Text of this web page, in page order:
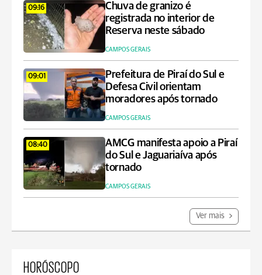
09:16
Chuva de granizo é
registrada no interior de
Reserva neste sábado
CAMPOS GERAIS
09:01
Prefeitura de Piraí do Sul e
Defesa Civil orientam
moradores após tornado
CAMPOS GERAIS
08:40
AMCG manifesta apoio a Piraí
do Sul e Jaguariaíva após
tornado
CAMPOS GERAIS
Ver mais
HORÓSCOPO